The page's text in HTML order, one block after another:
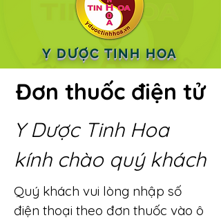
Y DƯỢC TINH HOA
Đơn thuốc điện tử
Y Dược Tinh Hoa
kính chào quý khách
Quý khách vui lòng nhập số
điện thoại theo đơn thuốc vào ô